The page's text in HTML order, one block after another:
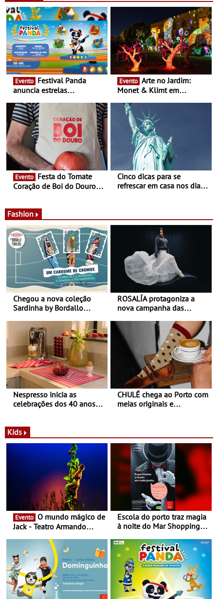
durante cinco dias de festa
em Oeiras e na Maia
família e muito mais
Evento
anuncia estrelas
- Entre Junho e Julho pelo
país
Evento
Monet & Klimt em
ao final de Setembro -
Experiência luminosa no
jardim do Museu de
Alberto Sampaio
Evento
Coração de Boi do Douro -
Cinco dicas para se
refrescar em casa nos dias
Fashion
Chegou a nova coleção
Sardinha by Bordallo
ROSALÍA protagoniza a
nova campanha das
Balance
Nespresso inicia as
celebrações dos 40 anos
Novas - Edição limitada
Nespresso x Torres Novas
CHULÉ chega ao Porto com
meias originais e
Shopping
Kids
Evento
Jack - Teatro Armando
Escola do porto traz magia
à noite do Mar Shopping
29 de abril, às 21h00